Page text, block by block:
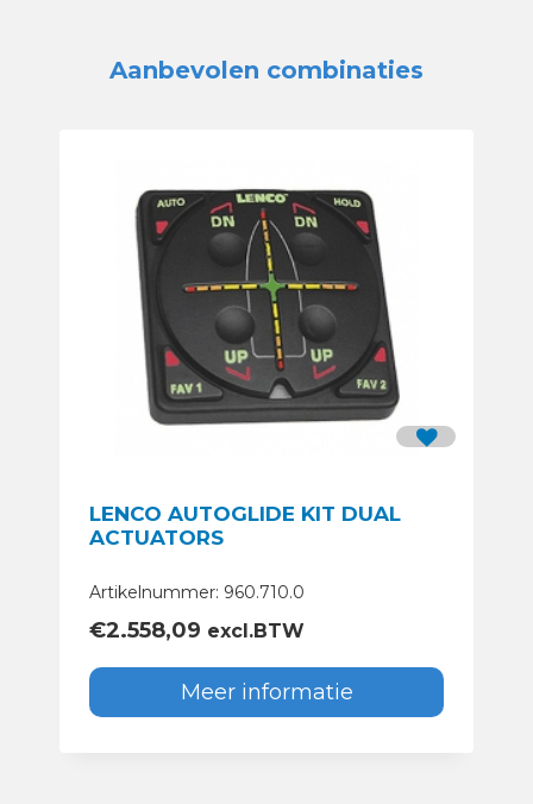
Aanbevolen combinaties
LENCO AUTOGLIDE KIT DUAL
ACTUATORS
Artikelnummer: 960.710.0
€2.558,09 excl.BTW
Meer informatie